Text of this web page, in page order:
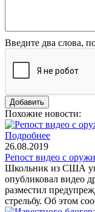
Введите два слова,
Похожие новости:
Подробнее
26.08.2019
Репост видео с
Школьник из США
опубликовал видео
разместил
стрельбу. Об этом